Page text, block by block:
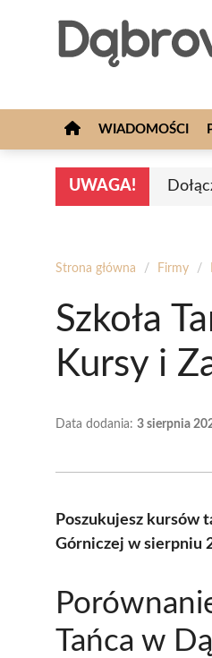
WIADOMOŚCI
UWAGA!
Strona główna / Firmy /
Szkoła
Kursy i
Data dodania: 3 sierpnia
Poszukujesz kursów
Górniczej w sierpniu
Tańca w